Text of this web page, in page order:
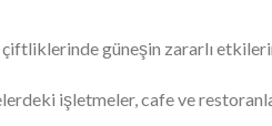
güneşin zararlı
işletmeler, cafe ve